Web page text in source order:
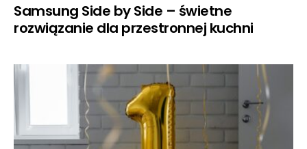
Samsung Side by Side – świetne
rozwiązanie dla przestronnej kuchni